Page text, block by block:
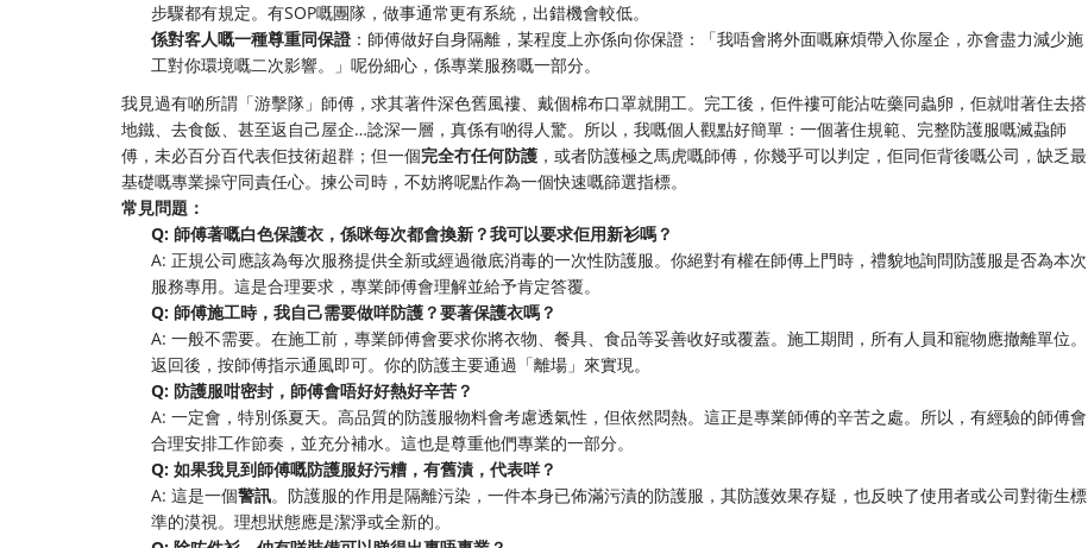
步驟都有規定。有SOP嘅團隊，做事通常更有系統，出錯機會較低。
係對客人嘅一種尊重同保證 ：師傅做好自身隔離，某程度上亦係向你保證：「我唔會將外面嘅麻煩帶入你屋企，亦會盡力減少施
工對你環境嘅二次影響。」呢份細心，係專業服務嘅一部分。
我見過有啲所謂「游擊隊」師傅，求其著件深色舊風褸、戴個棉布口罩就開工。完工後，佢件褸可能沾咗藥同蟲卵，佢就咁著住去搭
地鐵、去食飯、甚至返自己屋企…諗深一層，真係有啲得人驚。所以，我嘅個人觀點好簡單：一個著住規範、完整防護服嘅滅蝨師
傅，未必百分百代表佢技術超群；但一個完全冇任何防護 ，或者防護極之馬虎嘅師傅，你幾乎可以判定，佢同佢背後嘅公司，缺乏最
基礎嘅專業操守同責任心。揀公司時，不妨將呢點作為一個快速嘅篩選指標。
常見問題：
Q: 師傅著嘅白色保護衣，係咪每次都會換新？我可以要求佢用新衫嗎？
A: 正規公司應該為每次服務提供全新或經過徹底消毒的一次性防護服。你絕對有權在師傅上門時，禮貌地詢問防護服是否為本次
服務專用。這是合理要求，專業師傅會理解並給予肯定答覆。
Q: 師傅施工時，我自己需要做咩防護？要著保護衣嗎？
A: 一般不需要。在施工前，專業師傅會要求你將衣物、餐具、食品等妥善收好或覆蓋。施工期間，所有人員和寵物應撤離單位。
返回後，按師傅指示通風即可。你的防護主要通過「離場」來實現。
Q: 防護服咁密封，師傅會唔好好熱好辛苦？
A: 一定會，特別係夏天。高品質的防護服物料會考慮透氣性，但依然悶熱。這正是專業師傅的辛苦之處。所以，有經驗的師傅會
合理安排工作節奏，並充分補水。這也是尊重他們專業的一部分。
Q: 如果我見到師傅嘅防護服好污糟，有舊漬，代表咩？
A: 這是一個警訊。防護服的作用是隔離污染，一件本身已佈滿污漬的防護服，其防護效果存疑，也反映了使用者或公司對衛生標
準的漠視。理想狀態應是潔淨或全新的。